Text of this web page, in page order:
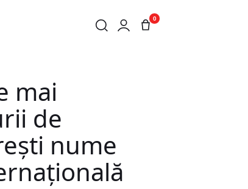
0
DE INTERIOR DIN ROMÂNIA – REUNEȘTE LA
mai
de
nume